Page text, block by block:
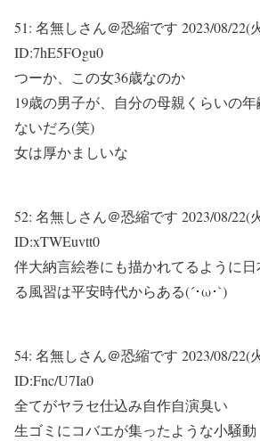
51: 名無しさん＠恐縮です 2023/08/22(
ID:7hE5FOgu0
つーか、この女36歳なのか
19歳の男子が、自分の母親くらいの
ないだろ(笑)
女は厚かましいな
52: 名無しさん＠恐縮です 2023/08/22(
ID:xTWEuvtt0
伴大納言絵巻にも描かれてるように
る風習は平安時代からある(´･ω･`)
54: 名無しさん＠恐縮です 2023/08/22(
ID:Fnc/U7Ia0
全てがヤラセ仕込み自作自演臭い
生ゴミにコバエが集ったような小騒動